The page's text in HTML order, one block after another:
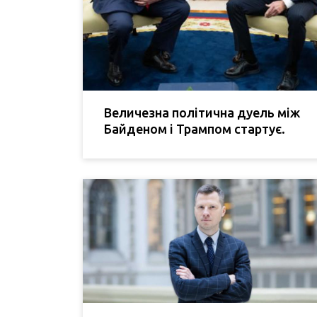
Величезна політична дуель між
Байденом і Трампом стартує.